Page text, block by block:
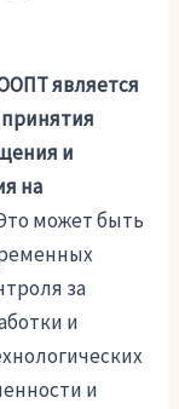
является
и
на
может быть
за
и
и